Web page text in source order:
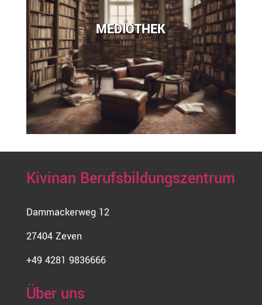
MEDIOTHEK
Kivinan Berufsbildungszentrum
Dammackerweg 12
27404 Zeven
+49 4281 9836666
Über uns